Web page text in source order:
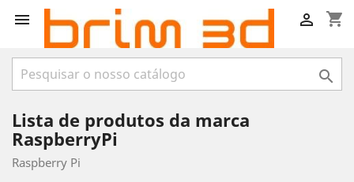
 shopping_cart


Lista de produtos da marca
RaspberryPi
Raspberry Pi